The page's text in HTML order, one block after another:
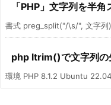
「PHP」文字列を半
書式 preg_split("/\s/", 文字
php ltrim()で文字列の
環境 PHP 8.1.2 Ubuntu